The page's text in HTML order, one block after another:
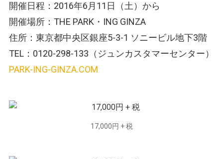
開催日程：2016年6月11日（土）から
開催場所：THE PARK・ING GINZA
住所：東京都中央区銀座5-3-1 ソニービル地下3階
TEL：0120-298-133（ジュンカスタマーセンター）
PARK-ING-GINZA.COM
17,000円 + 税